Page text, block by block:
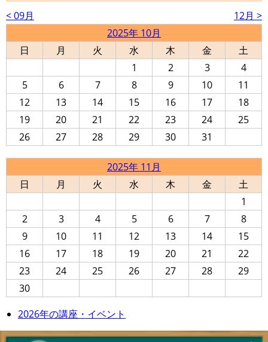
< 09月
12月 >
2025年 10月
日
月 火 水 木 金
土
1
2 3
4
5
6 7 8 9 10
11
12
13 14 15 16 17
18
19
20 21 22 23 24
25
26
27 28 29 30 31
2025年 11月
日
月 火 水 木 金
土
1
2
3 4 5 6 7
8
9
10 11 12 13 14
15
16
17 18 19 20 21
22
23
24 25 26 27 28
29
30
2026年の講座・イベント